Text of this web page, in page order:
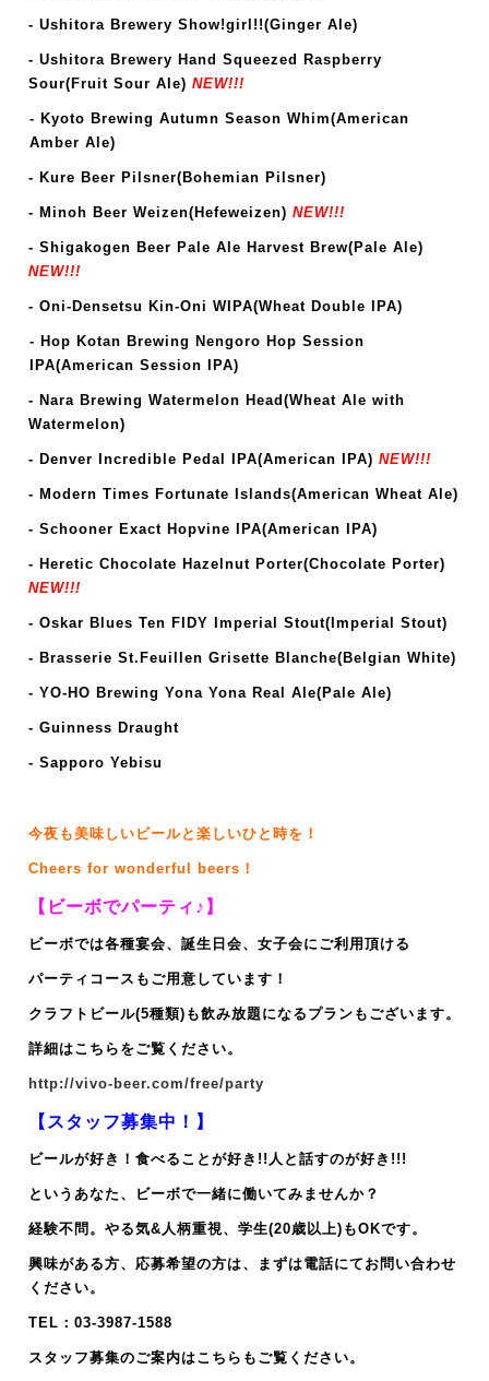
- Ushitora Brewery Show!girl!!(Ginger Ale)
- Ushitora Brewery Hand Squeezed Raspberry
Sour(Fruit Sour Ale) NEW!!!
- Kyoto Brewing Autumn Season Whim(American
Amber Ale)
- Kure Beer Pilsner(Bohemian Pilsner)
- Minoh Beer Weizen(Hefeweizen) NEW!!!
- Shigakogen Beer Pale Ale Harvest Brew(Pale Ale)
NEW!!!
- Oni-Densetsu Kin-Oni WIPA(Wheat Double IPA)
- Hop Kotan Brewing Nengoro Hop Session
IPA(American Session IPA)
- Nara Brewing Watermelon Head(Wheat Ale with
Watermelon)
- Denver Incredible Pedal IPA(American IPA) NEW!!!
- Modern Times Fortunate Islands(American Wheat Ale)
- Schooner Exact Hopvine IPA(American IPA)
- Heretic Chocolate Hazelnut Porter(Chocolate Porter)
NEW!!!
- Oskar Blues Ten FIDY Imperial Stout(Imperial Stout)
- Brasserie St.Feuillen Grisette Blanche(Belgian White)
- YO-HO Brewing Yona Yona Real Ale(Pale Ale)
- Guinness Draught
- Sapporo Yebisu
今夜も美味しいビールと楽しいひと時を！
Cheers for wonderful beers！
【ビーボでパーティ♪】
ビーボでは各種宴会、誕生日会、女子会にご利用頂ける
パーティコースもご用意しています！
クラフトビール(5種類)も飲み放題になるプランもございます。
詳細はこちらをご覧ください。
http://vivo-beer.com/free/party
【スタッフ募集中！】
ビールが好き！食べることが好き!!人と話すのが好き!!!
というあなた、ビーボで一緒に働いてみませんか？
経験不問。やる気&人柄重視、 学生(20歳以上)もOKです。
興味がある方、応募希望の方は、まずは電話にてお問い合わせ
ください。
TEL：03-3987-1588
スタッフ募集のご案内はこちらもご覧ください。